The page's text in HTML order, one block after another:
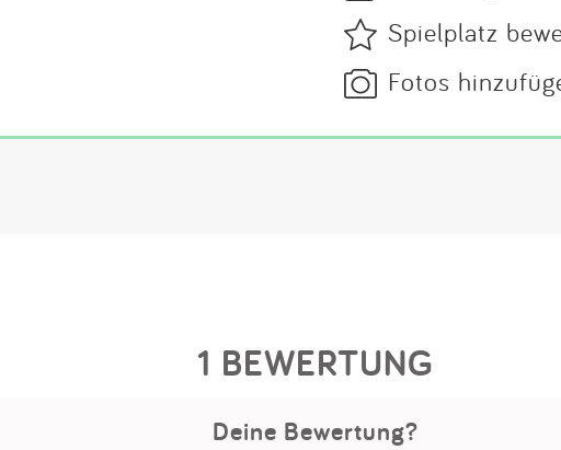
Spielplatz
Fotos
1 BEWERTUNG
Deine Bewertung?